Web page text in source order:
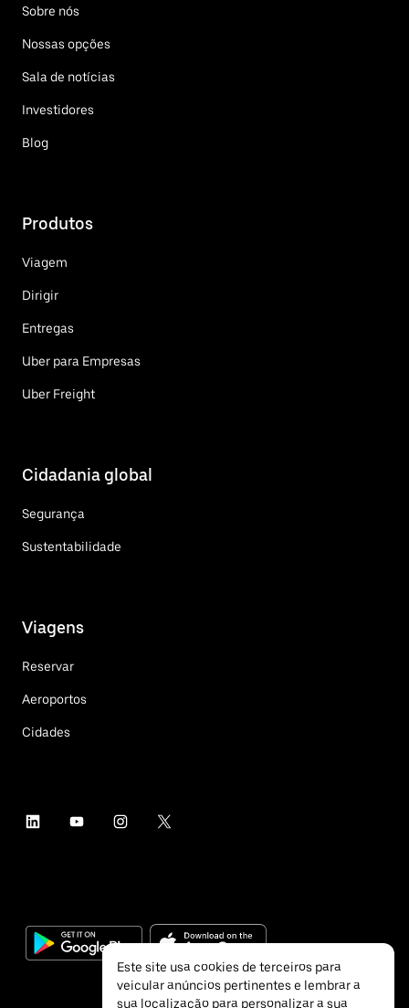
Sobre nós
Nossas opções
Sala de notícias
Investidores
Blog
Produtos
Viagem
Dirigir
Entregas
Uber para Empresas
Uber Freight
Cidadania global
Segurança
Sustentabilidade
Viagens
Reservar
Aeroportos
Cidades
Este site usa cookies de terceiros para
veicular anúncios pertinentes e lembrar a
sua localização para personalizar a sua